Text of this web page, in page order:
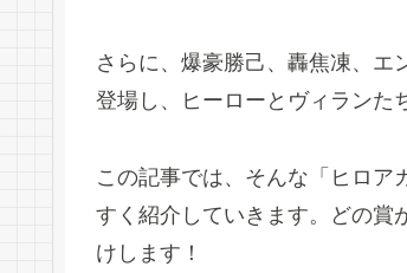
さらに、爆豪勝己、轟焦凍、エ
登場し、ヒーローとヴィランた
この記事では、そんな「ヒロア
すく紹介していきます。どの賞
けします！